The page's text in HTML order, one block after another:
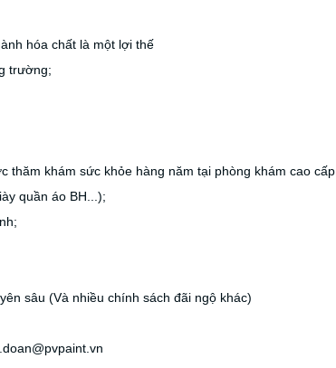
hóa chất là một lợi thế
trường;
thăm khám sức khỏe hàng năm tại phòng khám cao cấp.
quần áo BH...);
sâu (Và nhiều chính sách đãi ngộ khác)